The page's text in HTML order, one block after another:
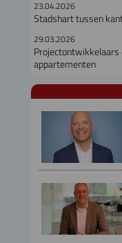
23.04.2026
Stadshart tussen
29.03.2026
appartementen